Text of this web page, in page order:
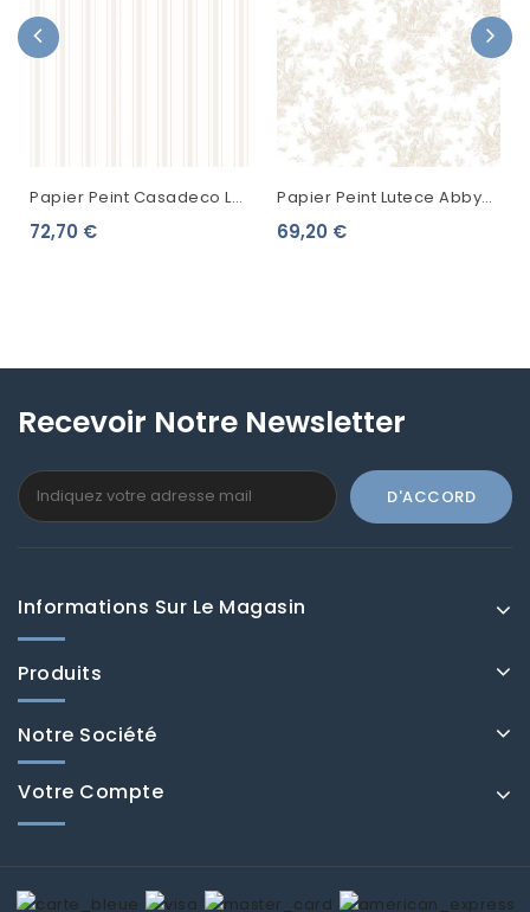
Papier Peint Casadeco Les
Rayures Fontainebleau
72,70 €
Papier Peint Lutece Abby
Rose 4 Toile De Jouy Beige
69,20 €
Recevoir Notre Newsletter
Informations Sur Le Magasin
Produits
Notre Société
Votre Compte